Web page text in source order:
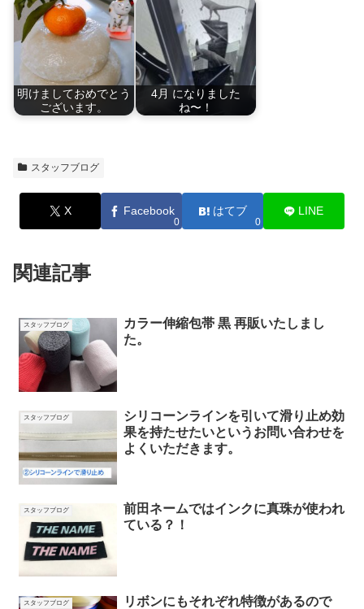
明けましておめでとう
ございます。
4月 になりました
ね〜！
スタッフブログ
X Facebook
0
はてブ
0
LINE
関連記事
スタッフブログ
カラー伸縮包帯 黒 再販いたしまし
た。
スタッフブログ
シリコーンラインを引いて滑り止め効
果を持たせたいというお問い合わせを
よくいただきます。
スタッフブログ
前田ネームではインクに真珠が使われ
ている？！
スタッフブログ
リボンにもそれぞれ特徴があるので